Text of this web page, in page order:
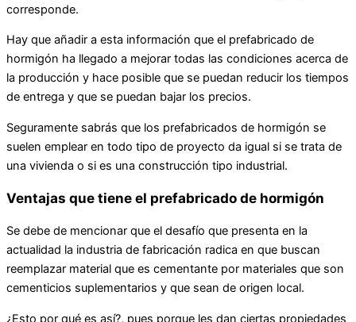
corresponde.
Hay que añadir a esta información que el prefabricado de
hormigón ha llegado a mejorar todas las condiciones acerca de
la producción y hace posible que se puedan reducir los tiempos
de entrega y que se puedan bajar los precios.
Seguramente sabrás que los prefabricados de hormigón se
suelen emplear en todo tipo de proyecto da igual si se trata de
una vivienda o si es una construcción tipo industrial.
Ventajas que tiene el prefabricado de hormigón
Se debe de mencionar que el desafío que presenta en la
actualidad la industria de fabricación radica en que buscan
reemplazar material que es cementante por materiales que son
cementicios suplementarios y que sean de origen local.
¿Esto por qué es así?, pues porque les dan ciertas propiedades